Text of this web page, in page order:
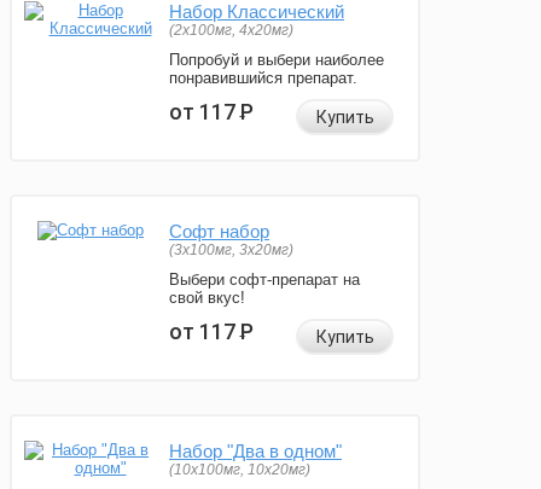
Набор Классический
(2x100мг, 4x20мг)
Попробуй и выбери наиболее
понравившийся препарат.
от 117Р Купить
Софт набор
(3x100мг, 3x20мг)
Выбери софт-препарат на
свой вкус!
от 117Р Купить
Набор "Два в одном"
(10x100мг, 10x20мг)